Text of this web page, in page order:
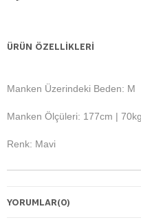
ÜRÜN ÖZELLIKLERI
Manken Üzerindeki Beden: M
Manken Ölçüleri: 177cm | 70kg
Renk: Mavi
YORUMLAR(0)